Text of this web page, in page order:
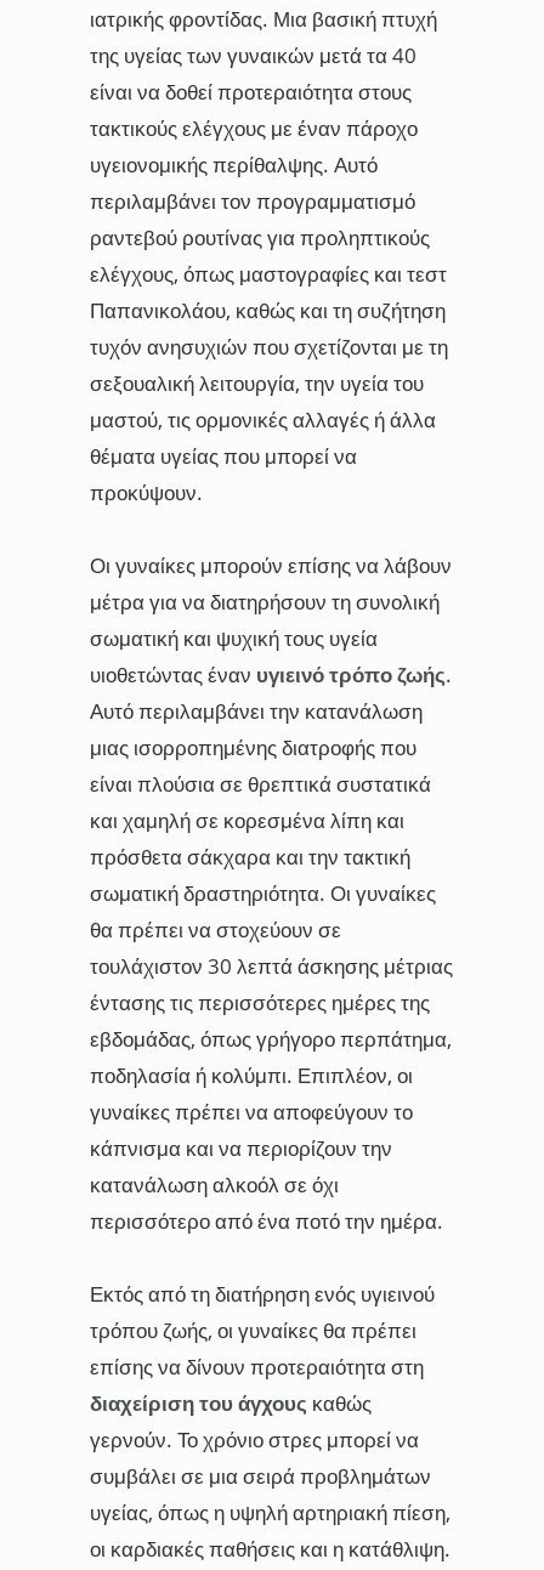
ιατρικής φροντίδας. Μια βασική πτυχή
της υγείας των γυναικών μετά τα 40
είναι να δοθεί προτεραιότητα στους
τακτικούς ελέγχους με έναν πάροχο
υγειονομικής περίθαλψης. Αυτό
περιλαμβάνει τον προγραμματισμό
ραντεβού ρουτίνας για προληπτικούς
ελέγχους, όπως μαστογραφίες και τεστ
Παπανικολάου, καθώς και τη συζήτηση
τυχόν ανησυχιών που σχετίζονται με τη
σεξουαλική λειτουργία, την υγεία του
μαστού, τις ορμονικές αλλαγές ή άλλα
θέματα υγείας που μπορεί να
προκύψουν.
Οι γυναίκες μπορούν επίσης να λάβουν
μέτρα για να διατηρήσουν τη συνολική
σωματική και ψυχική τους υγεία
υιοθετώντας έναν υγιεινό τρόπο ζωής.
Αυτό περιλαμβάνει την κατανάλωση
μιας ισορροπημένης διατροφής που
είναι πλούσια σε θρεπτικά συστατικά
και χαμηλή σε κορεσμένα λίπη και
πρόσθετα σάκχαρα και την τακτική
σωματική δραστηριότητα. Οι γυναίκες
θα πρέπει να στοχεύουν σε
τουλάχιστον 30 λεπτά άσκησης μέτριας
έντασης τις περισσότερες ημέρες της
εβδομάδας, όπως γρήγορο περπάτημα,
ποδηλασία ή κολύμπι. Επιπλέον, οι
γυναίκες πρέπει να αποφεύγουν το
κάπνισμα και να περιορίζουν την
κατανάλωση αλκοόλ σε όχι
περισσότερο από ένα ποτό την ημέρα.
Εκτός από τη διατήρηση ενός υγιεινού
τρόπου ζωής, οι γυναίκες θα πρέπει
επίσης να δίνουν προτεραιότητα στη
διαχείριση του άγχους καθώς
γερνούν. Το χρόνιο στρες μπορεί να
συμβάλει σε μια σειρά προβλημάτων
υγείας, όπως η υψηλή αρτηριακή πίεση,
οι καρδιακές παθήσεις και η κατάθλιψη.